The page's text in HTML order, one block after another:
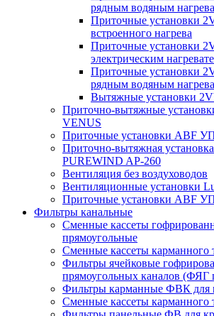
рядным водяным
Приточные установки
встроенного нагрева
Приточные установки
электрическим
Приточные установки
рядным водяным
Вытяжные установки
Приточно-вытяжные
VENUS
Приточные установки ABF
Приточно-вытяжная
PUREWIND AP-260
Вентиляция без воздуховодов
Вентиляционные установки
Приточные установки ABF
Фильтры канальные
Сменные кассеты
прямоугольные
Сменные кассеты
Фильтры ячейковые
прямоугольных каналов (ФЯГ
Фильтры карманные ФВК для
Сменные кассеты